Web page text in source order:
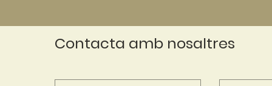
Contacta amb nosaltres